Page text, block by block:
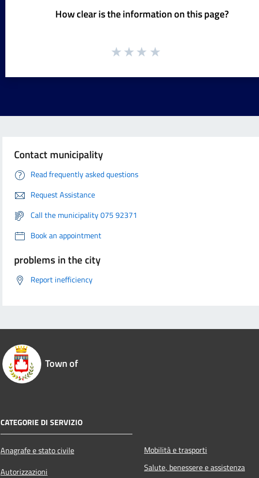
How clear is the information on this page?
Contact municipality
Read frequently asked questions
Request Assistance
Call the municipality 075 92371
Book an appointment
problems in the city
Report inefficiency
Town of
CATEGORIE DI SERVIZIO
Anagrafe e stato civile
Autorizzazioni
Mobilità e trasporti
Salute, benessere e assistenza